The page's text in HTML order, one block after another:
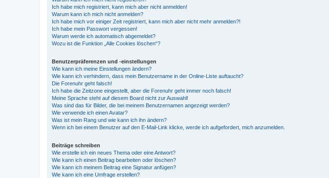
Ich habe mich registriert, kann mich aber nicht anmelden!
Warum kann ich mich nicht anmelden?
Ich habe mich vor einiger Zeit registriert, kann mich aber nicht mehr anmelden?!
Ich habe mein Passwort vergessen!
Warum werde ich automatisch abgemeldet?
Wozu ist die Funktion „Alle Cookies löschen“?
Benutzerpräferenzen und -einstellungen
Wie kann ich meine Einstellungen ändern?
Wie kann ich verhindern, dass mein Benutzername in der Online-Liste auftaucht?
Die Forenuhr geht falsch!
Ich habe die Zeitzone eingestellt, aber die Forenuhr geht immer noch falsch!
Meine Sprache steht auf diesem Board nicht zur Auswahl!
Was sind das für Bilder, die bei meinem Benutzernamen angezeigt werden?
Wie verwende ich einen Avatar?
Was ist mein Rang und wie kann ich ihn ändern?
Wenn ich bei einem Benutzer auf den E-Mail-Link klicke, werde ich aufgefordert, mich anzumelden.
Beiträge schreiben
Wie erstelle ich ein neues Thema oder eine Antwort?
Wie kann ich einen Beitrag bearbeiten oder löschen?
Wie kann ich meinem Beitrag eine Signatur anfügen?
Wie kann ich eine Umfrage erstellen?